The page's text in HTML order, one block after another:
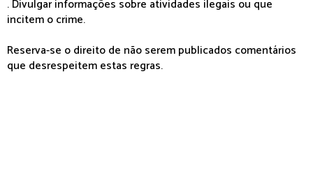
. Divulgar informações sobre atividades ilegais ou que
incitem o crime.
Reserva-se o direito de não serem publicados comentários
que desrespeitem estas regras.